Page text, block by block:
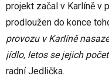
projekt začal v Karlíně v
prodloužen do konce
provozu v Karlíně
jídlo, letos se jejich
radní Jedlička.